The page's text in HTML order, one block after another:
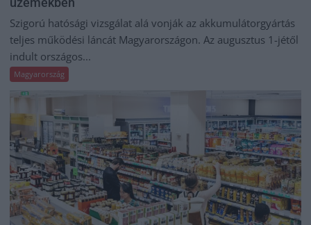
Szigorú hatósági vizsgálat alá vonják az akkumulátorgyártás
teljes működési láncát Magyarországon. Az augusztus 1-jétől
indult országos...
Magyarország